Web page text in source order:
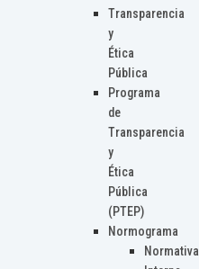
Transparencia
y
Ética
Pública
Programa
de
Transparencia
y
Ética
Pública
(PTEP)
Normograma
Normativa